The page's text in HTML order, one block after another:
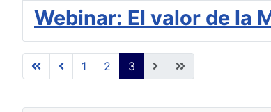
Webinar: El valor de la
1 2 3